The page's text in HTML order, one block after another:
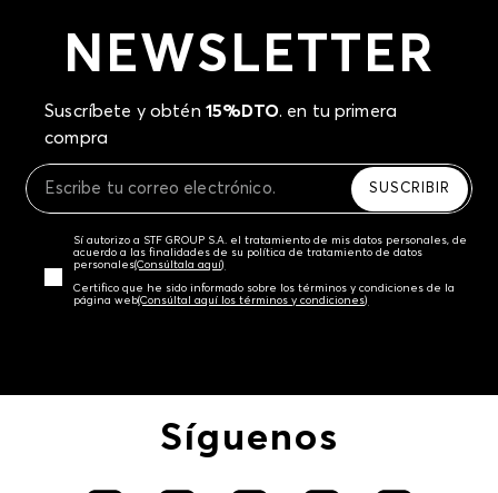
NEWSLETTER
Suscríbete y obtén 15%DTO. en tu primera
compra
SUSCRIBIR
Sí autorizo a STF GROUP S.A. el tratamiento de mis datos personales, de
acuerdo a las finalidades de su política de tratamiento de datos
personales‎(Consúltala aquí)
Certifico que he sido informado sobre los términos y condiciones de la
página web‎(Consúltal aquí los términos y condiciones)
Síguenos